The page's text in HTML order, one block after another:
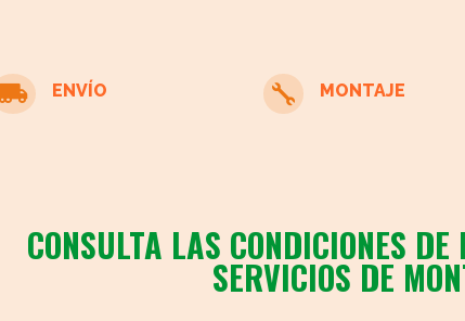
 ENVÍO  MONTAJE
CONSULTA LAS CONDICIONES DE
SERVICIOS DE